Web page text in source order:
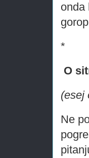
onda
*
O
(esej
Ne